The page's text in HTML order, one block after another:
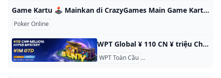
Game Kartu 🕹️ Mainkan di CrazyGames Main Game Kartu Online Terbaik secara Gratis di CrazyGames, Tanpa Perlu Mengunduh atau Memasang. 🕹️ Main Magic Towers Solitaire dan Banyak Game Menarik Lainnya Sekarang! Mainkan berbagai game kartu di browser web, seperti permainan klasik seperti remi, poker, soliter (kesabaran), dan Uno! Mainkan rangkaian game kartu online melawan pemain lain! Kamu bisa main kartu dengan dua pemain atau lebih dalam permainan klasik keluarga yang populer seperti Uno Online. Dalam game ini, kamu bisa melawan komputer atau pemain lain secara online.
Poker Online
WPT Global ¥ 110 CN ¥ triệu Chủ nhật Hyper PKO Showdown Cuộc đấu pko pko ngày chủ nhật 110 cnâ triệu là một sự bổ sung có chỉ số có chỉ số có chỉ số octan cao cho những người chơi đang tìm kiếm hành động có nhịp độ nhanh và các giải thưởng thú vị. Điểm nổi bật sự kiện **Sự đầu tư:**110 CNâ (khoảng 15 đô la Mỹ) **Kết cấu:**Knock Out tiến bộ (PKO) **Tốc độ:**HYPER TURBO Giải thưởng:¥ 1.
WPT Toàn Cầu ¥ 110 CN ¥ Triệu Chủ Nhật